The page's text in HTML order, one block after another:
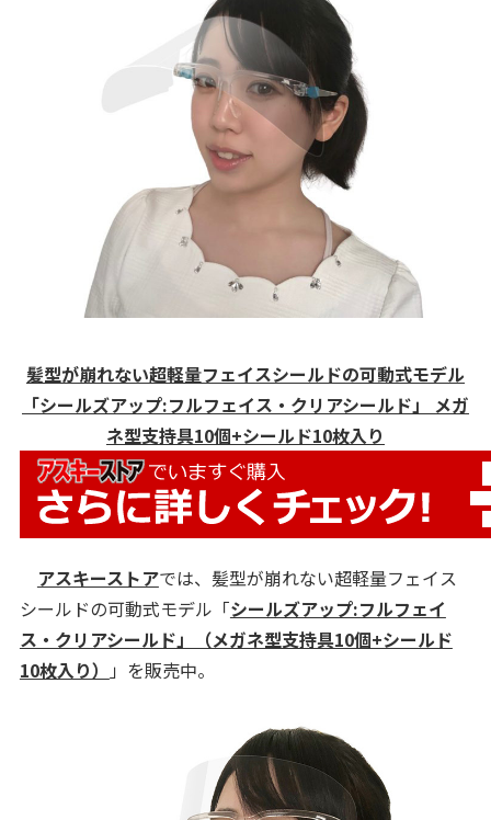
髪型が崩れない超軽量フェイスシールドの可動式モデル
「シールズアップ:フルフェイス・クリアシールド」 メガ
ネ型支持具10個+シールド10枚入り
アスキーストアでは、髪型が崩れない超軽量フェイス
シールドの可動式モデル「シールズアップ:フルフェイ
ス・クリアシールド」（メガネ型支持具10個+シールド
10枚入り）
」を販売中。